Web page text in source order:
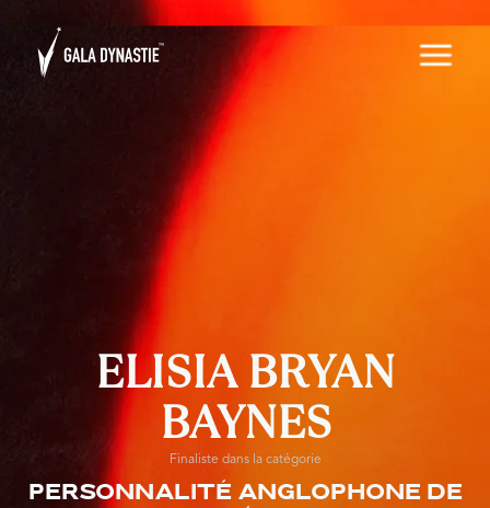
ELISIA BRYAN
BAYNES
Finaliste dans la catégorie
Personnalité anglophone de